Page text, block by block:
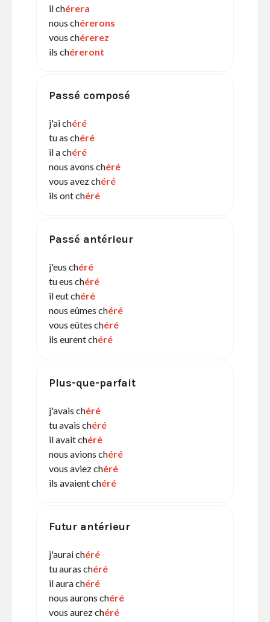
il chérera
nous chérerons
vous chérerez
ils chéreront
Passé composé
j'ai chéré
tu as chéré
il a chéré
nous avons chéré
vous avez chéré
ils ont chéré
Passé antérieur
j'eus chéré
tu eus chéré
il eut chéré
nous eûmes chéré
vous eûtes chéré
ils eurent chéré
Plus-que-parfait
j'avais chéré
tu avais chéré
il avait chéré
nous avions chéré
vous aviez chéré
ils avaient chéré
Futur antérieur
j'aurai chéré
tu auras chéré
il aura chéré
nous aurons chéré
vous aurez chéré